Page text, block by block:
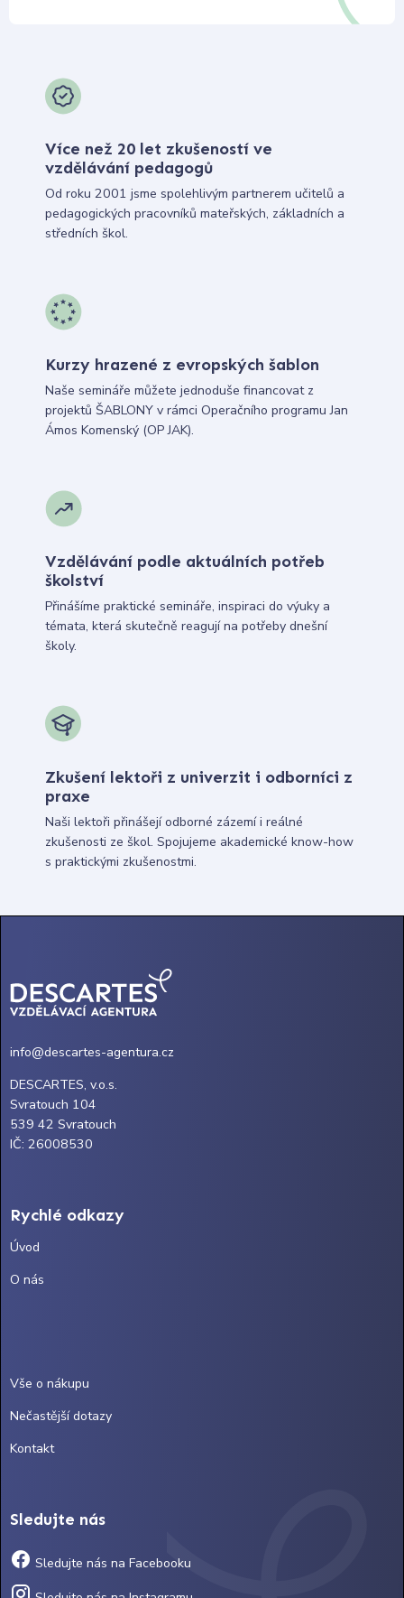
Více než 20 let zkušeností ve
vzdělávání pedagogů
Od roku 2001 jsme spolehlivým partnerem učitelů a
pedagogických pracovníků mateřských, základních a
středních škol.
Kurzy hrazené z evropských šablon
Naše semináře můžete jednoduše financovat z
projektů ŠABLONY v rámci Operačního programu Jan
Ámos Komenský (OP JAK).
Vzdělávání podle aktuálních potřeb
školství
Přinášíme praktické semináře, inspiraci do výuky a
témata, která skutečně reagují na potřeby dnešní
školy.
Zkušení lektoři z univerzit i odborníci z
praxe
Naši lektoři přinášejí odborné zázemí i reálné
zkušenosti ze škol. Spojujeme akademické know-how
s praktickými zkušenostmi.
info@descartes-agentura.cz
DESCARTES, v.o.s.
Svratouch 104
539 42 Svratouch
IČ: 26008530
Rychlé odkazy
Úvod
O nás
Vše o nákupu
Nečastější dotazy
Kontakt
Sledujte nás
Sledujte nás na Facebooku